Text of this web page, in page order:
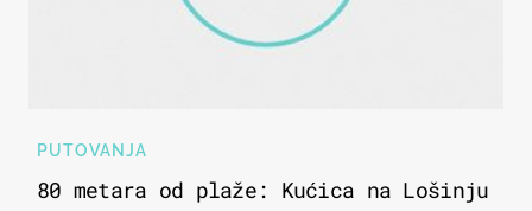
PUTOVANJA
80 metara od plaže: Kućica na Lošinju